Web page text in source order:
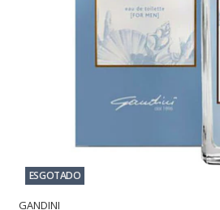
ESGOTADO
GANDINI